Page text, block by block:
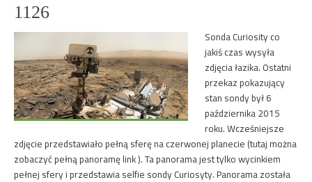
1126
Sonda Curiosity co
jakiś czas wysyła
zdjęcia łazika. Ostatni
przekaz pokazujący
stan sondy był 6
października 2015
roku. Wcześniejsze
zdjęcie przedstawiało pełną sferę na czerwonej planecie (tutaj można
zobaczyć pełną panoramę link ). Ta panorama jest tylko wycinkiem
pełnej sfery i przedstawia selfie sondy Curiosyty. Panorama została